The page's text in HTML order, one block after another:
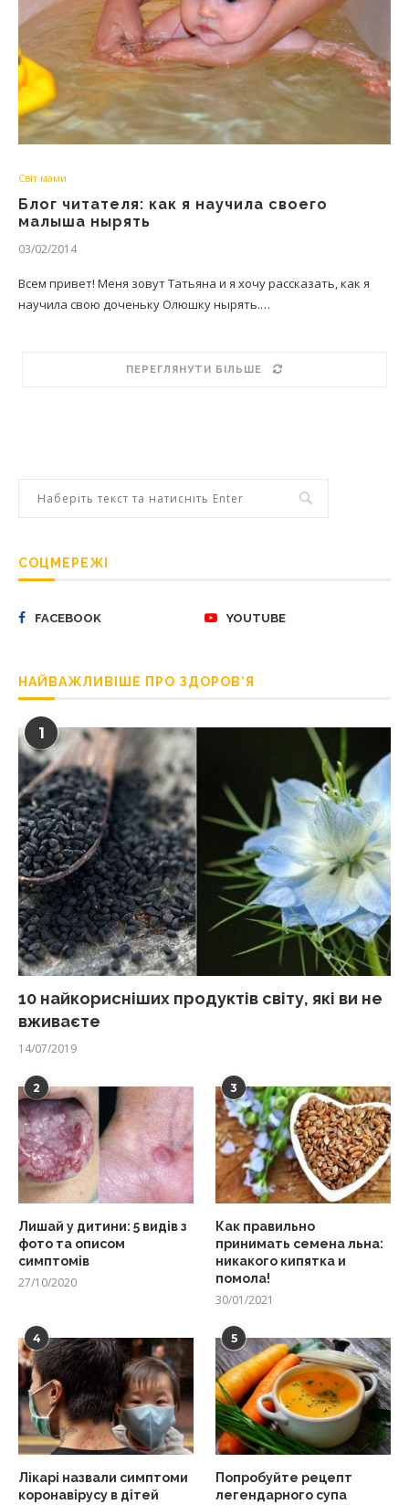
Світ мами
Блог читателя: как я научила своего
малыша нырять
03/02/2014
Всем привет! Меня зовут Татьяна и я хочу рассказать, как я
научила свою доченьку Олюшку нырять.…
ПЕРЕГЛЯНУТИ БІЛЬШЕ
СОЦМЕРЕЖІ
FACEBOOK YOUTUBE
НАЙВАЖЛИВІШЕ ПРО ЗДОРОВ’Я
1
10 найкорисніших продуктів світу, які ви не
вживаєте
14/07/2019
2
Лишай у дитини: 5 видів з
фото та описом
симптомів
27/10/2020
3
Как правильно
принимать семена льна:
никакого кипятка и
помола!
30/01/2021
4
Лікарі назвали симптоми
коронавірусу в дітей
5
Попробуйте рецепт
легендарного супа